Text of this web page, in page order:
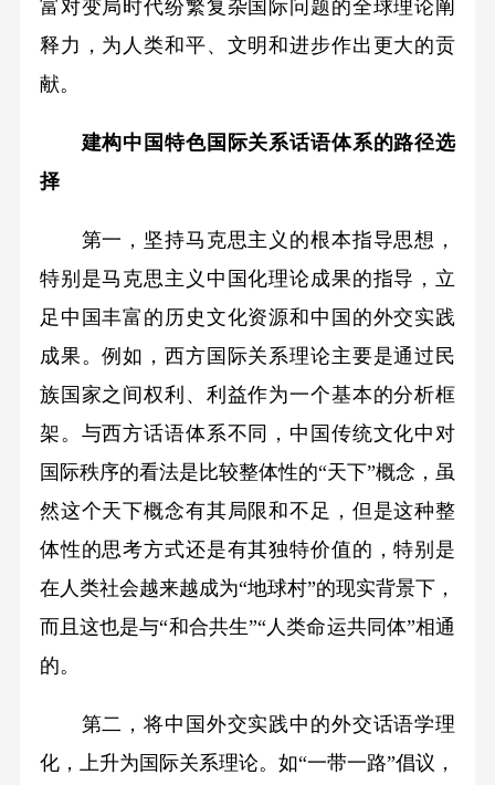
富对变局时代纷繁复杂国际问题的全球理论阐
释力，为人类和平、文明和进步作出更大的贡
献。
建构中国特色国际关系话语体系的路径选
择
第一，坚持马克思主义的根本指导思想，
特别是马克思主义中国化理论成果的指导，立
足中国丰富的历史文化资源和中国的外交实践
成果。例如，西方国际关系理论主要是通过民
族国家之间权利、利益作为一个基本的分析框
架。与西方话语体系不同，中国传统文化中对
国际秩序的看法是比较整体性的“天下”概念，虽
然这个天下概念有其局限和不足，但是这种整
体性的思考方式还是有其独特价值的，特别是
在人类社会越来越成为“地球村”的现实背景下，
而且这也是与“和合共生”“人类命运共同体”相通
的。
第二，将中国外交实践中的外交话语学理
化，上升为国际关系理论。如“一带一路”倡议，